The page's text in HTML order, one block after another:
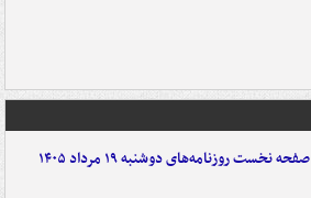
صفحه نخست روزنامه‌های دوشنبه ۱۹ مرداد ۱۴۰۵